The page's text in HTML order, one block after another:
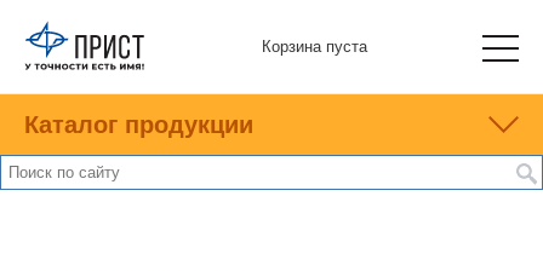
Корзина пуста
Каталог продукции